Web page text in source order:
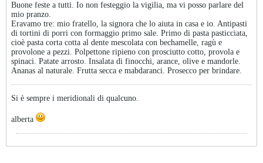
Buone feste a tutti. Io non festeggio la vigilia, ma vi posso parlare del
mio pranzo.
Eravamo tre: mio fratello, la signora che lo aiuta in casa e io. Antipasti
di tortini di porri con formaggio primo sale. Primo di pasta pasticciata,
cioè pasta corta cotta al dente mescolata con bechamelle, ragù e
provolone a pezzi. Polpettone ripieno con prosciutto cotto, provola e
spinaci. Patate arrosto. Insalata di finocchi, arance, olive e mandorle.
Ananas al naturale. Frutta secca e mabdaranci. Prosecco per brindare.
Si è sempre i meridionali di qualcuno.
alberta